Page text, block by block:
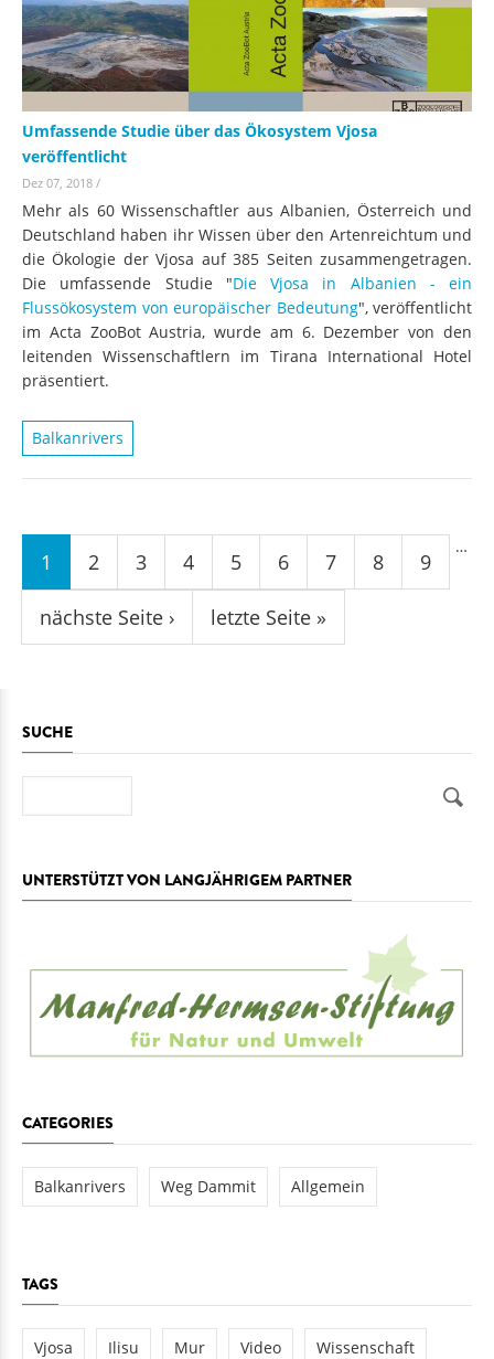
Umfassende Studie über das Ökosystem Vjosa
veröffentlicht
Dez 07, 2018 /
Mehr als 60 Wissenschaftler aus Albanien, Österreich und
Deutschland haben ihr Wissen über den Artenreichtum und
die Ökologie der Vjosa auf 385 Seiten zusammengetragen.
Die umfassende Studie "Die Vjosa in Albanien - ein
Flussökosystem von europäischer Bedeutung", veröffentlicht
im Acta ZooBot Austria, wurde am 6. Dezember von den
leitenden Wissenschaftlern im Tirana International Hotel
präsentiert.
Balkanrivers
Seiten
1 2 3 4 5 6 7 8 9
…
nächste Seite › letzte Seite »
SUCHE
UNTERSTÜTZT VON LANGJÄHRIGEM PARTNER
CATEGORIES
Balkanrivers Weg Dammit Allgemein
TAGS
Vjosa Ilisu Mur Video Wissenschaft